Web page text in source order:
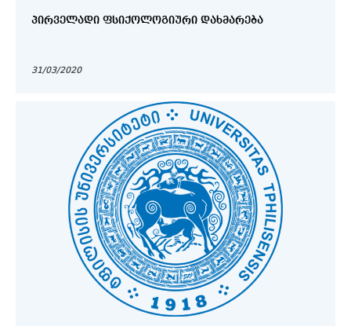
ᲞᲘᲠᲕᲔᲚᲐᲓᲘ ᲤᲡᲘᲥᲝᲚᲝᲒᲘᲣᲠᲘ ᲓᲐᲮᲛᲐᲠᲔᲑᲐ
31/03/2020